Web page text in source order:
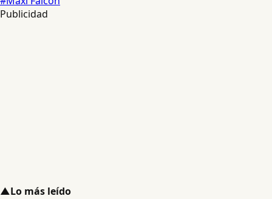
Publicidad
▲Lo más leído